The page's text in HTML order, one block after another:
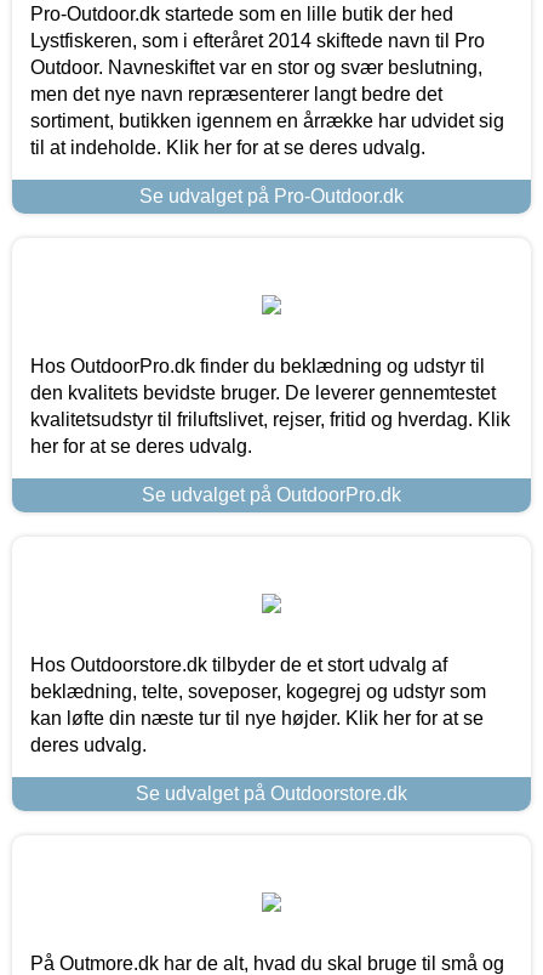
Pro-Outdoor.dk startede som en lille butik der hed
Lystfiskeren, som i efteråret 2014 skiftede navn til Pro
Outdoor. Navneskiftet var en stor og svær beslutning,
men det nye navn repræsenterer langt bedre det
sortiment, butikken igennem en årrække har udvidet sig
til at indeholde. Klik her for at se deres udvalg.
Se udvalget på Pro-Outdoor.dk
Hos OutdoorPro.dk finder du beklædning og udstyr til
den kvalitets bevidste bruger. De leverer gennemtestet
kvalitetsudstyr til friluftslivet, rejser, fritid og hverdag. Klik
her for at se deres udvalg.
Se udvalget på OutdoorPro.dk
Hos Outdoorstore.dk tilbyder de et stort udvalg af
beklædning, telte, soveposer, kogegrej og udstyr som
kan løfte din næste tur til nye højder. Klik her for at se
deres udvalg.
Se udvalget på Outdoorstore.dk
På Outmore.dk har de alt, hvad du skal bruge til små og